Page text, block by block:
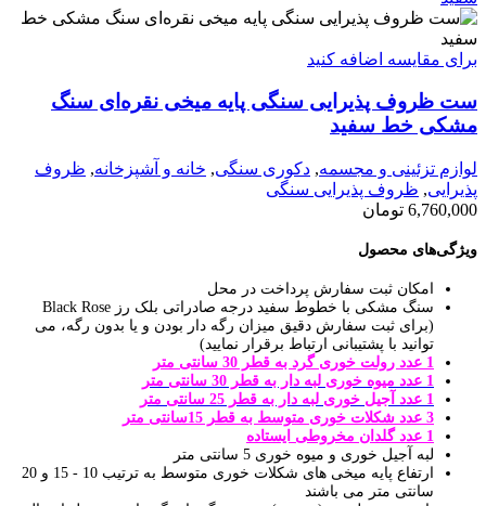
برای مقایسه اضافه کنید
ست ظروف پذیرایی سنگی پایه میخی نقره‌ای سنگ
مشکی خط سفید
لوازم تزئینی و مجسمه, دکوری سنگی, خانه و آشپزخانه, ظروف
پذیرایی, ظروف پذیرایی سنگی
6,760,000 تومان
ویژگی‌های محصول
امکان ثبت سفارش پرداخت در محل
سنگ مشکی با خطوط سفید درجه صادراتی بلک رز Black Rose
(برای ثبت سفارش دقیق میزان رگه دار بودن و یا بدون رگه، می
توانید با پشتیبانی ارتباط برقرار نمایید)
1 عدد رولت خوری گرد به قطر 30 سانتی متر
1 عدد میوه خوری لبه دار به قطر 30 سانتی متر
1 عدد آجیل خوری لبه دار به قطر 25 سانتی متر
3 عدد شکلات خوری متوسط به قطر 15سانتی متر
1 عدد گلدان مخروطی ایستاده
لبه آجیل خوری و میوه خوری 5 سانتی متر
ارتفاع پایه میخی های شکلات خوری متوسط به ترتیب 10 - 15 و 20
سانتی متر می باشند